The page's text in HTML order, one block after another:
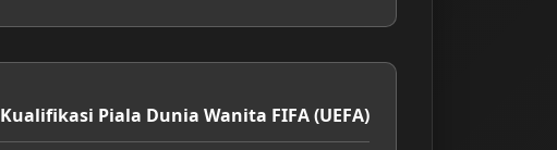
Kualifikasi Piala Dunia Wanita FIFA (UEFA)